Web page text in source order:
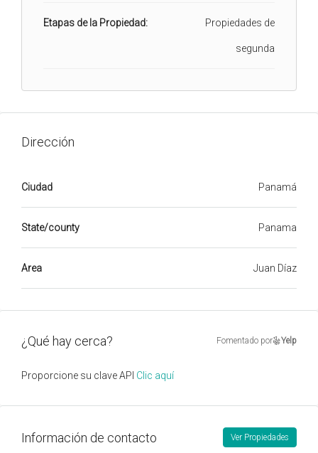
Etapas de la Propiedad: Propiedades de
segunda
Dirección
Ciudad Panamá
State/county Panama
Area Juan Díaz
¿Qué hay cerca? Fomentado por Yelp
Proporcione su clave API Clic aquí
Información de contacto Ver Propiedades